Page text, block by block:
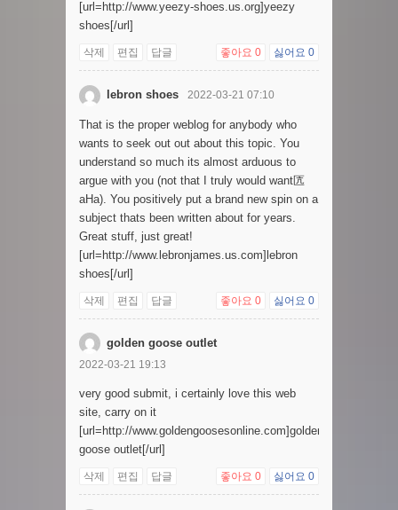
[url=http://www.yeezy-shoes.us.org]yeezy
shoes[/url]
삭제 편집 답글 좋아요 0 싫어요 0
lebron shoes 2022-03-21 07:10
That is the proper weblog for anybody who
wants to seek out out about this topic. You
understand so much its almost arduous to
argue with you (not that I truly would want匟
aHa). You positively put a brand new spin on a
subject thats been written about for years.
Great stuff, just great!
[url=http://www.lebronjames.us.com]lebron
shoes[/url]
삭제 편집 답글 좋아요 0 싫어요 0
golden goose outlet
2022-03-21 19:13
very good submit, i certainly love this web
site, carry on it
[url=http://www.goldengoosesonline.com]golden
goose outlet[/url]
삭제 편집 답글 좋아요 0 싫어요 0